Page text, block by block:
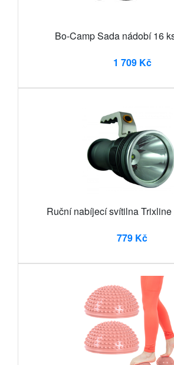
Bo-Camp Sada nádobí 16
1 709 Kč
Ruční nabíjecí svítilna
779 Kč